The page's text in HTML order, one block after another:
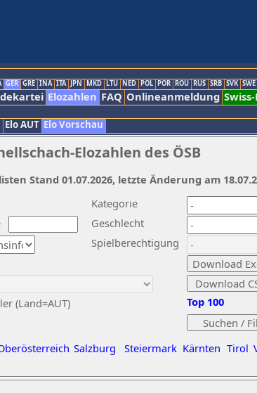
GER GRE INA ITA JPN MKD LTU NED POL POR ROU RUS SRB SVK SWE
Elozahlen FAQ Onlineanmeldung
Elo AUT Elo Vorschau
Elozahlen des ÖSB
Kategorie
Geschlecht
(Land=AUT)
Spielberechtigung
Salzburg Steiermark Kärnten Tirol
Top 100
Stand 01.07.2026, letzte Änderung am